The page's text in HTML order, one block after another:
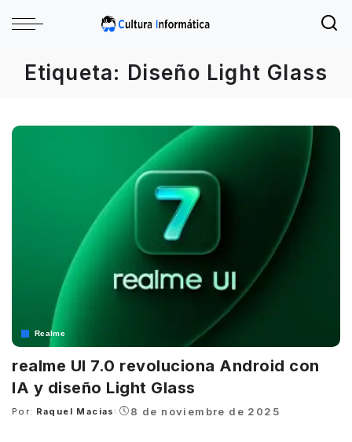
Etiqueta: Diseño Light Glass
Realme
realme UI 7.0 revoluciona Android con
IA y diseño Light Glass
Posted
Por: Raquel Macias 8 de noviembre de 2025